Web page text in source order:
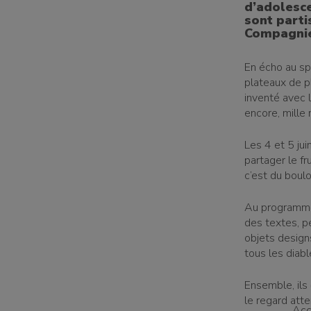
sont
En écho au
plateaux de
inventé avec
encore, mille
Les 4 et 5
partager le
c’est du
Au
des textes,
objets
tous les
Ensemble,
le regard